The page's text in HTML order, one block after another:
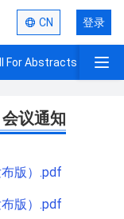
CN 登录
For Abstracts
议通知
版）.pdf
版）.pdf